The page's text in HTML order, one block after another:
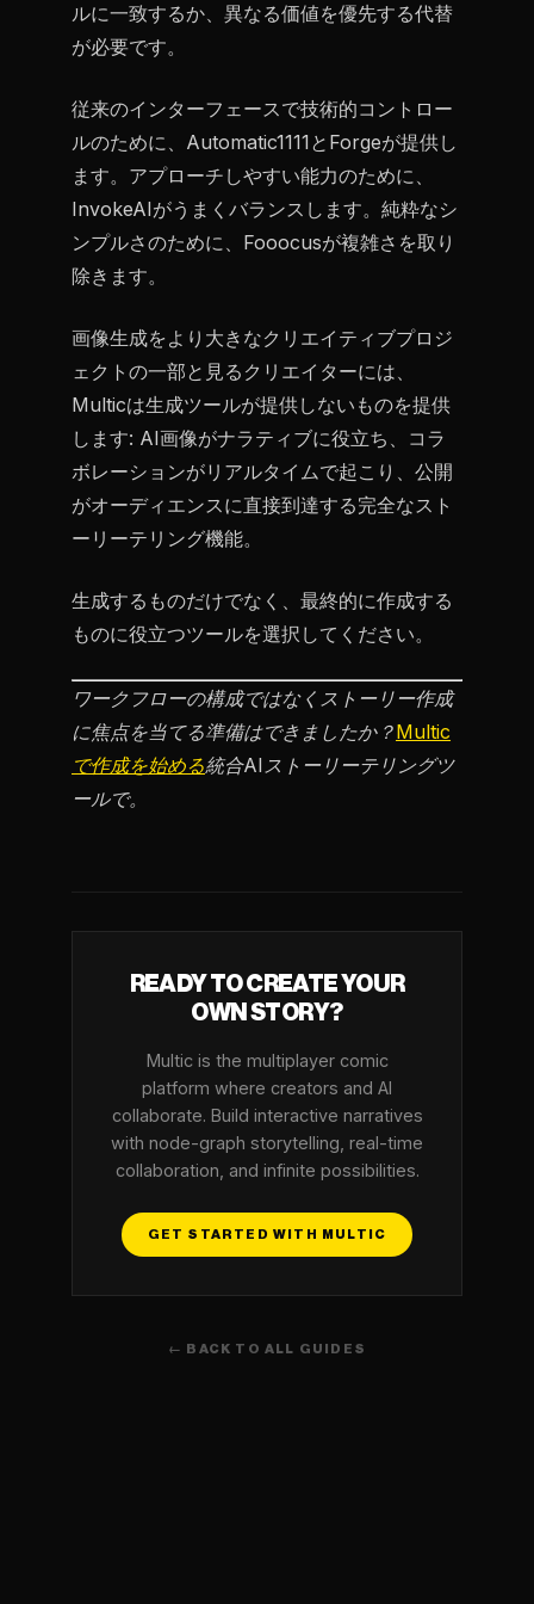
ルに一致するか、異なる価値を優先する代替
が必要です。
従来のインターフェースで技術的コントロー
ルのために、Automatic1111とForgeが提供し
ます。アプローチしやすい能力のために、
InvokeAIがうまくバランスします。純粋なシ
ンプルさのために、Fooocusが複雑さを取り
除きます。
画像生成をより大きなクリエイティブプロジ
ェクトの一部と見るクリエイターには、
Multicは生成ツールが提供しないものを提供
します: AI画像がナラティブに役立ち、コラ
ボレーションがリアルタイムで起こり、公開
がオーディエンスに直接到達する完全なスト
ーリーテリング機能。
生成するものだけでなく、最終的に作成する
ものに役立つツールを選択してください。
ワークフローの構成ではなくストーリー作成
に焦点を当てる準備はできましたか？Multic
で作成を始める統合AIストーリーテリングツ
ールで。
READY TO CREATE YOUR
OWN STORY?
Multic is the multiplayer comic
platform where creators and AI
collaborate. Build interactive narratives
with node-graph storytelling, real-time
collaboration, and infinite possibilities.
GET STARTED WITH MULTIC
← BACK TO ALL GUIDES